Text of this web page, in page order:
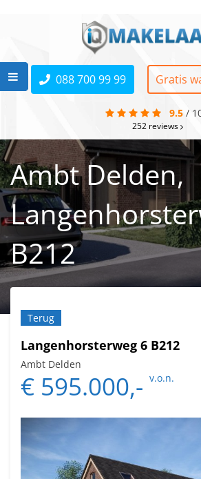
088 700 99 99 Gratis
9.5 /
252 reviews
Ambt Delden,
B212
Terug
Langenhorsterweg 6 B212
Ambt Delden
€ 595.000,- v.o.n.